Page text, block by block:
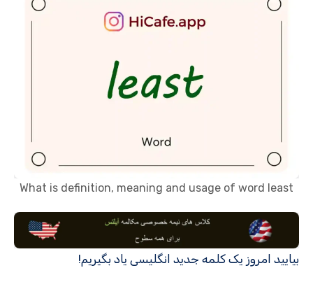
What is definition, meaning and usage of word least
بیایید امروز یک کلمه جدید انگلیسی یاد بگیریم!